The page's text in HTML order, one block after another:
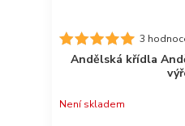
3
Andělská křídla
Není skladem